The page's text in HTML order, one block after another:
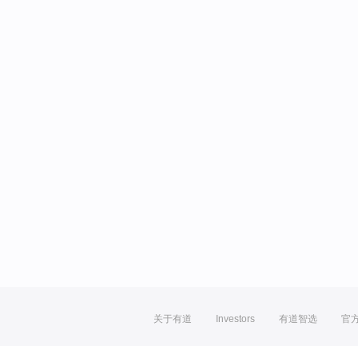
关于有道 Investors 有道智选 官